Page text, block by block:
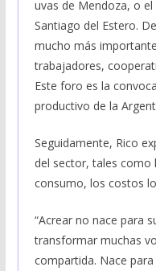
uvas de Mendoza, o
Santiago del Estero.
mucho más
trabajadores,
Este foro es la
productivo de la
Seguidamente, Rico
del sector, tales como
consumo, los costos
“Acrear no nace para
transformar muchas
compartida. Nace